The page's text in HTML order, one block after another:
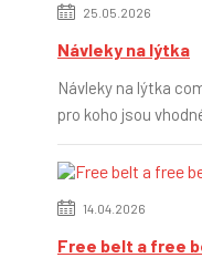
25.05.2026
Návleky na lýtka
Návleky na lýtka
pro koho jsou
14.04.2026
Free belt a free